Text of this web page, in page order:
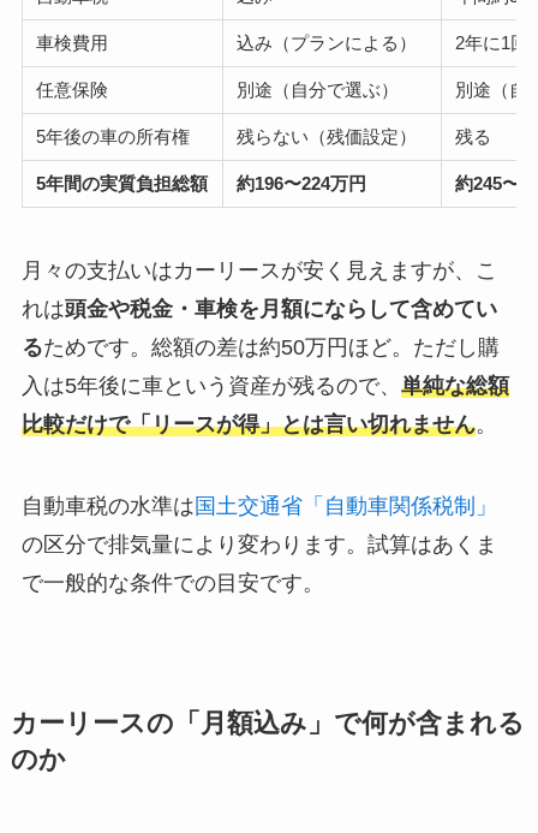
車検費用 込み（プランによる） 2年に1回
任意保険 別途（自分で選ぶ） 別途（自
5年後の車の所有権 残らない（残価設定） 残る
5年間の実質負担総額 約196〜224万円 約245〜
月々の支払いはカーリースが安く見えますが、こ
れは頭金や税金・車検を月額にならして含めてい
るためです。総額の差は約50万円ほど。ただし購
入は5年後に車という資産が残るので、 単純な総額
比較だけで「リースが得」とは言い切れません。
自動車税の水準は国土交通省「自動車関係税制」
の区分で排気量により変わります。試算はあくま
で一般的な条件での目安です。
カーリースの「月額込み」で何が含まれる
のか